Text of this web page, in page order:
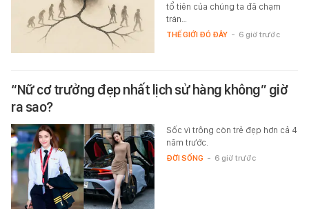
tổ tiên của chúng ta đã chạm
trán…
THẾ GIỚI ĐÓ ĐÂY - 6 giờ trước
“Nữ cơ trưởng đẹp nhất lịch sử hàng không” giờ
ra sao?
Sốc vì trông còn trẻ đẹp hơn cả 4
năm trước.
ĐỜI SỐNG - 6 giờ trước